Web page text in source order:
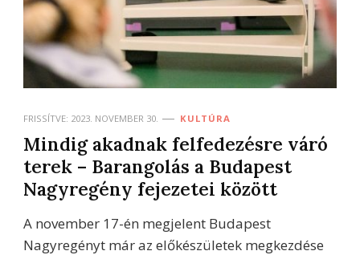
FRISSÍTVE: 2023. NOVEMBER 30. KULTÚRA
Mindig akadnak felfedezésre váró
terek – Barangolás a Budapest
Nagyregény fejezetei között
A november 17-én megjelent Budapest
Nagyregényt már az előkészületek megkezdése